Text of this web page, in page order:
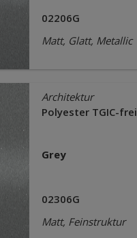
02206G
Matt, Glatt, Metallic
Architektur
Polyester TGIC-frei
Grey
02306G
Matt, Feinstruktur